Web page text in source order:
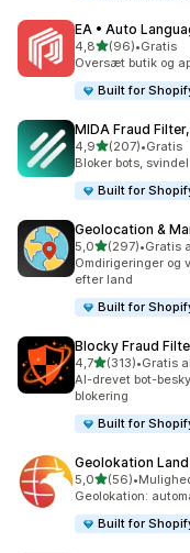
EA • Auto
4,8ud af 5 stjerner
(96)
96 anmeldelser i alt
•Gratis
Oversæt butik og
Built for
MIDA Fraud
4,9ud af 5 stjerner
(207)
207 anmeldelser i alt
•Gratis
Bloker bots,
Built for
Geolocation &
5,0ud af 5 stjerner
(297)
297 anmeldelser i
•Gratis
Omdirigeringer og
efter land
Built for
Blocky Fraud
4,7ud af 5 stjerner
(313)
313 anmeldelser i
•Gratis
AI-drevet bot-
blokering
Built for
Geolokation
5,0ud af 5 stjerner
(56)
56 anmeldelser i
•
Geolokation:
Built for